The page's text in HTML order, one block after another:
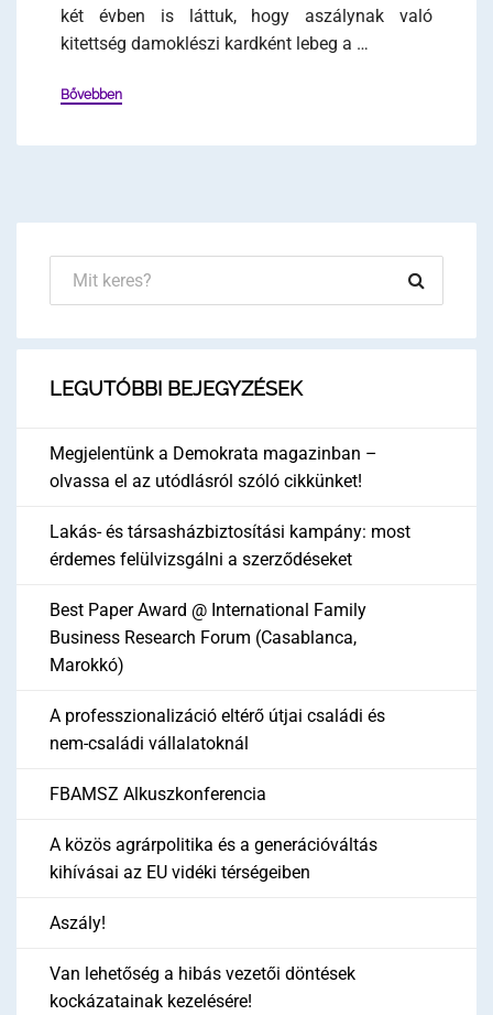
két évben is láttuk, hogy aszálynak való
kitettség damoklészi kardként lebeg a …
Bővebben
LEGUTÓBBI BEJEGYZÉSEK
Megjelentünk a Demokrata magazinban –
olvassa el az utódlásról szóló cikkünket!
Lakás- és társasházbiztosítási kampány: most
érdemes felülvizsgálni a szerződéseket
Best Paper Award @ International Family
Business Research Forum (Casablanca,
Marokkó)
A professzionalizáció eltérő útjai családi és
nem-családi vállalatoknál
FBAMSZ Alkuszkonferencia
A közös agrárpolitika és a generációváltás
kihívásai az EU vidéki térségeiben
Aszály!
Van lehetőség a hibás vezetői döntések
kockázatainak kezelésére!